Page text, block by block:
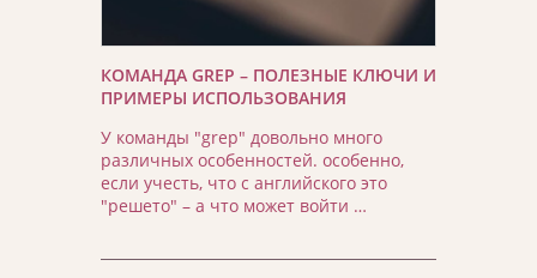
КОМАНДА GREP – ПОЛЕЗНЫЕ КЛЮЧИ И
ПРИМЕРЫ ИСПОЛЬЗОВАНИЯ
У команды "grep" довольно много
различных особенностей. особенно,
если учесть, что с английского это
"решето" – а что может войти …